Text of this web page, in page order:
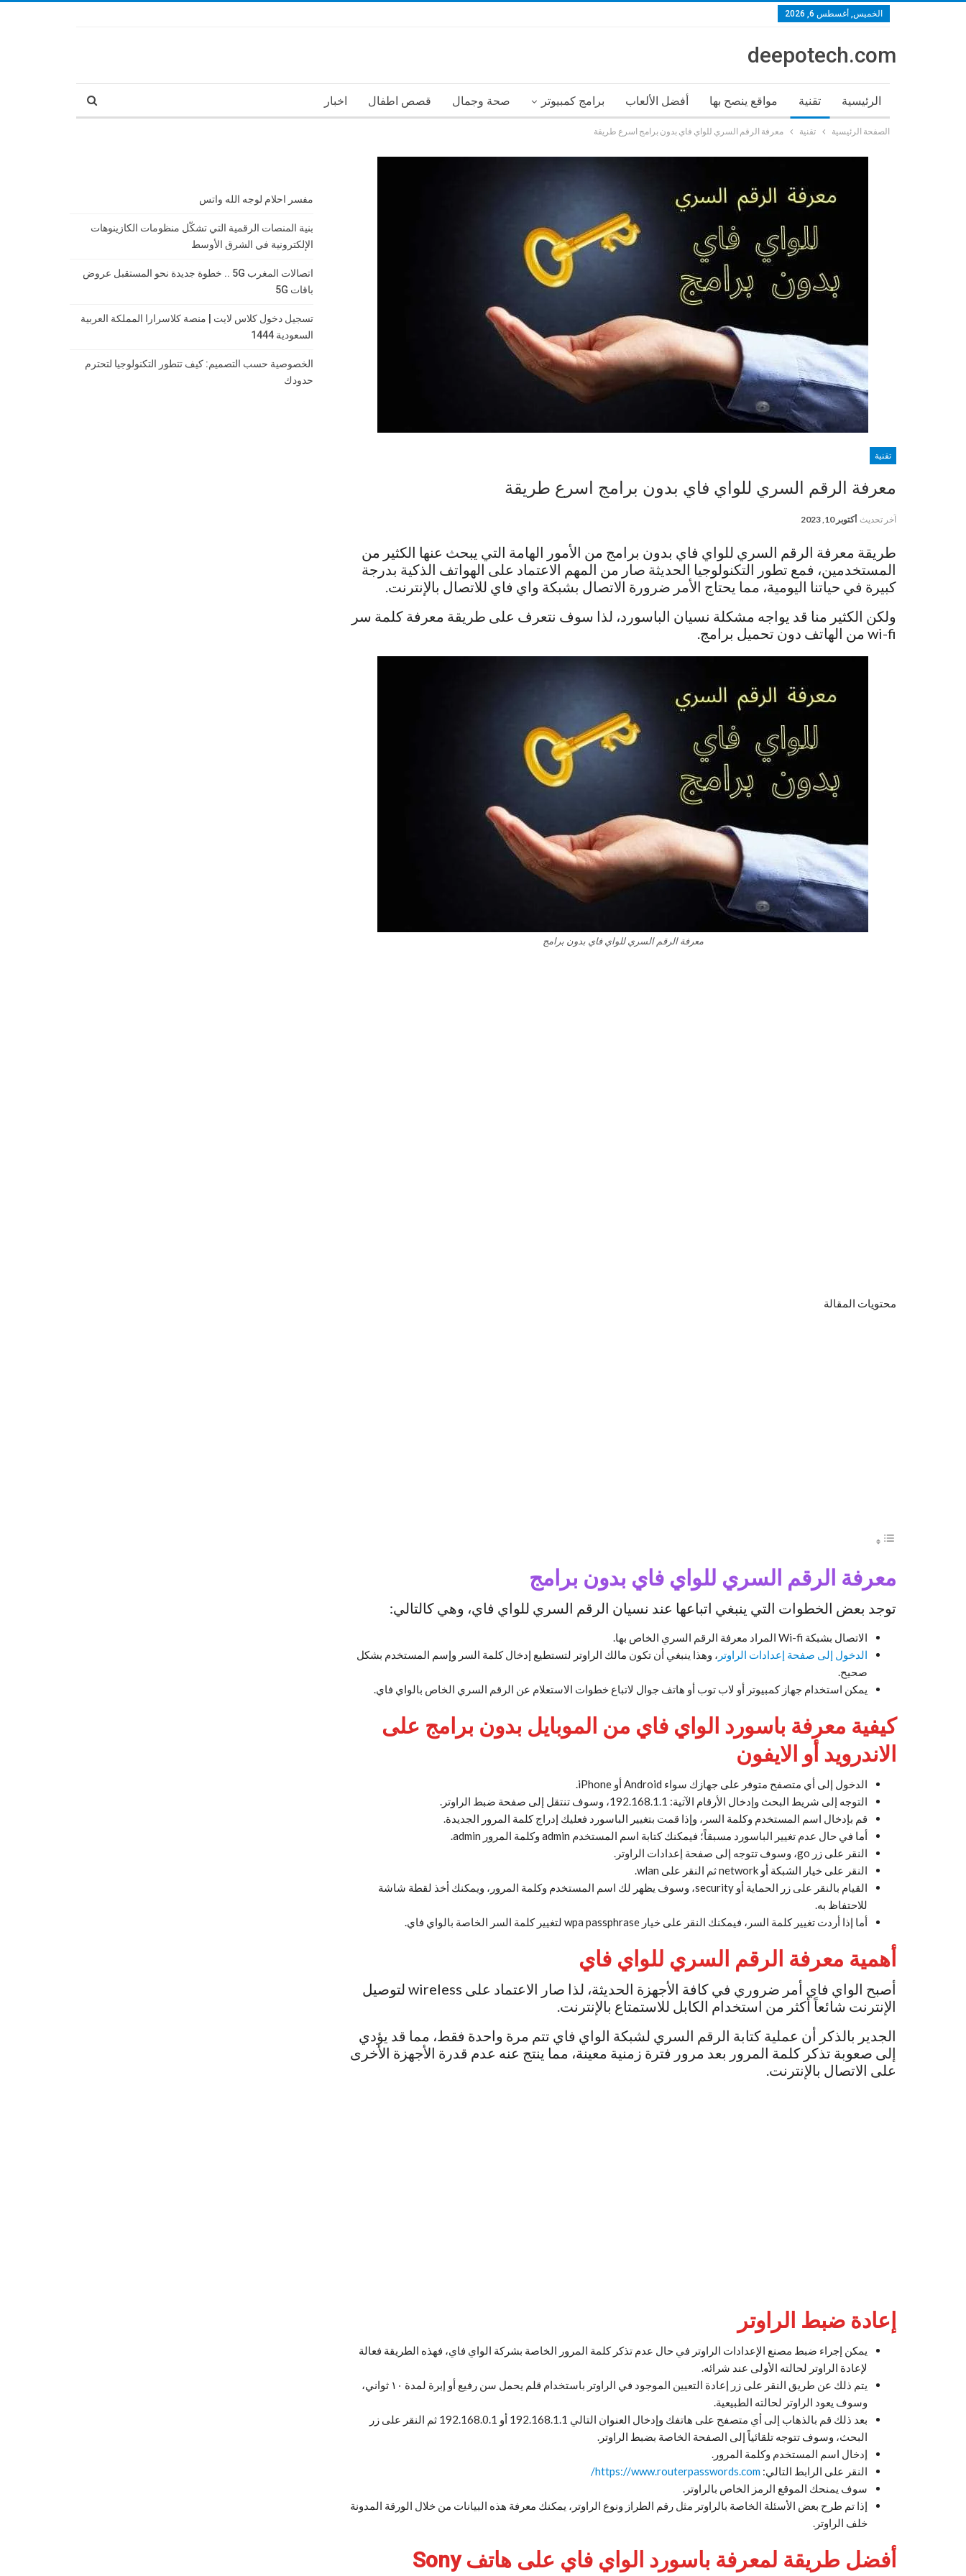
الخميس, أغسطس 6, 2026
deepotech.com
الرئيسية تقنية مواقع ينصح بها أفضل الألعاب برامج كمبيوتر صحة وجمال قصص اطفال اخبار
الصفحة الرئيسية تقنية معرفة الرقم السري للواي فاي بدون برامج اسرع طريقة
تقنية
معرفة الرقم السري للواي فاي بدون برامج اسرع طريقة
آخر تحديث أكتوبر 10, 2023
طريقة معرفة الرقم السري للواي فاي بدون برامج من الأمور الهامة التي يبحث عنها الكثير من
المستخدمين، فمع تطور التكنولوجيا الحديثة صار من المهم الاعتماد على الهواتف الذكية بدرجة
كبيرة في حياتنا اليومية، مما يحتاج الأمر ضرورة الاتصال بشبكة واي فاي للاتصال بالإنترنت.
ولكن الكثير منا قد يواجه مشكلة نسيان الباسورد، لذا سوف نتعرف على طريقة معرفة كلمة سر
wi-fi من الهاتف دون تحميل برامج.
معرفة الرقم السري للواي فاي بدون برامج
محتويات المقالة
معرفة الرقم السري للواي فاي بدون برامج
توجد بعض الخطوات التي ينبغي اتباعها عند نسيان الرقم السري للواي فاي، وهي كالتالي:
الاتصال بشبكة Wi-fi المراد معرفة الرقم السري الخاص بها.
الدخول إلى صفحة إعدادات الراوتر ، وهذا ينبغي أن تكون مالك الراوتر لتستطيع إدخال كلمة السر وإسم المستخدم بشكل
صحيح.
يمكن استخدام جهاز كمبيوتر أو لاب توب أو هاتف جوال لاتباع خطوات الاستعلام عن الرقم السري الخاص بالواي فاي.
كيفية معرفة باسورد الواي فاي من الموبايل بدون برامج على
الاندرويد أو الايفون
الدخول إلى أي متصفح متوفر على جهازك سواء Android أو iPhone.
التوجه إلى شريط البحث وإدخال الأرقام الآتية: 192.168.1.1، وسوف تنتقل إلى صفحة ضبط الراوتر.
قم بإدخال اسم المستخدم وكلمة السر، وإذا قمت بتغيير الباسورد فعليك إدراج كلمة المرور الجديدة.
أما في حال عدم تغيير الباسورد مسبقاً؛ فيمكنك كتابة اسم المستخدم admin وكلمة المرور admin.
النقر على زر go، وسوف تتوجه إلى صفحة إعدادات الراوتر.
النقر على خيار الشبكة أو network ثم النقر على wlan.
القيام بالنقر على زر الحماية أو security، وسوف يظهر لك اسم المستخدم وكلمة المرور، ويمكنك أخذ لقطة شاشة
للاحتفاظ به.
أما إذا أردت تغيير كلمة السر، فيمكنك النقر على خيار wpa passphrase لتغيير كلمة السر الخاصة بالواي فاي.
أهمية معرفة الرقم السري للواي فاي
أصبح الواي فاي أمر ضروري في كافة الأجهزة الحديثة، لذا صار الاعتماد على wireless لتوصيل
الإنترنت شائعاً أكثر من استخدام الكابل للاستمتاع بالإنترنت.
الجدير بالذكر أن عملية كتابة الرقم السري لشبكة الواي فاي تتم مرة واحدة فقط، مما قد يؤدي
إلى صعوبة تذكر كلمة المرور بعد مرور فترة زمنية معينة، مما ينتج عنه عدم قدرة الأجهزة الأخرى
على الاتصال بالإنترنت.
إعادة ضبط الراوتر
يمكن إجراء ضبط مصنع الإعدادات الراوتر في حال عدم تذكر كلمة المرور الخاصة بشركة الواي فاي، فهذه الطريقة فعالة
لإعادة الراوتر لحالته الأولى عند شرائه.
يتم ذلك عن طريق النقر على زر إعادة التعيين الموجود في الراوتر باستخدام قلم يحمل سن رفيع أو إبرة لمدة ١٠ ثواني،
وسوف يعود الراوتر لحالته الطبيعية.
بعد ذلك قم بالذهاب إلى أي متصفح على هاتفك وإدخال العنوان التالي 192.168.1.1 أو 192.168.0.1 ثم النقر على زر
البحث، وسوف تتوجه تلقائياً إلى الصفحة الخاصة بضبط الراوتر.
إدخال اسم المستخدم وكلمة المرور.
النقر على الرابط التالي: https://www.routerpasswords.com/
سوف يمنحك الموقع الرمز الخاص بالراوتر.
إذا تم طرح بعض الأسئلة الخاصة بالراوتر مثل رقم الطراز ونوع الراوتر، يمكنك معرفة هذه البيانات من خلال الورقة المدونة
خلف الراوتر.
أفضل طريقة لمعرفة باسورد الواي فاي على هاتف Sony
مفسر احلام لوجه الله واتس
بنية المنصات الرقمية التي تشكّل منظومات الكازينوهات
الإلكترونية في الشرق الأوسط
اتصالات المغرب 5G .. خطوة جديدة نحو المستقبل عروض
باقات 5G
تسجيل دخول كلاس لايت | منصة كلاسرارا المملكة العربية
السعودية 1444
الخصوصية حسب التصميم: كيف تتطور التكنولوجيا لتحترم
حدودك